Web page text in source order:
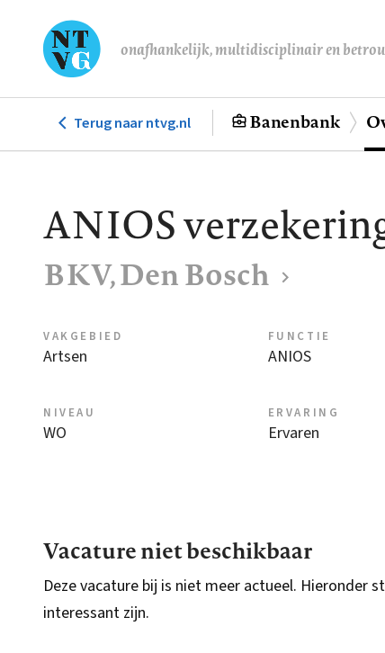
de
onafhankelijk, multidisciplinair en
Hoofdnavigatie
Terug naar ntvg.nl Banenbank
ANIOS
BKV, Den Bosch
VAKGEBIED
Artsen
FUNCTIE
ANIOS
NIVEAU
WO
ERVARING
Ervaren
Vacature niet beschikbaar
Deze vacature bij is niet meer actueel. Hieronder
interessant zijn.